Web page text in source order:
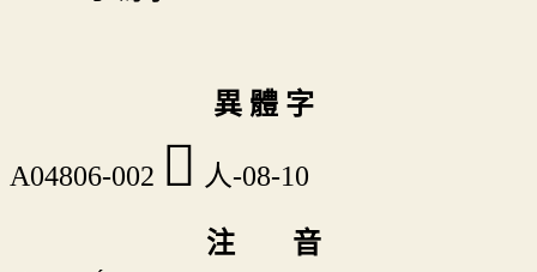
異 體 字
A04806-002 𠊋 人-08-10
注 音